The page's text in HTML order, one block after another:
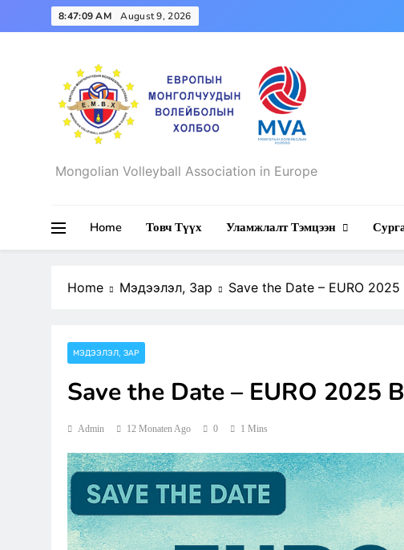
to
8:47:10 AM August 9, 2026
Mongolian Volleyball Association
Mongolian Volleyball Association in Europe
Home Товч Түүх Уламжлалт Тэмцээн
Home Мэдээлэл, Зар Save the Date – EURO
МЭДЭЭЛЭЛ, ЗАР
Save the Date – EURO 2025
Admin 12 Monaten Ago 0 1 Mins